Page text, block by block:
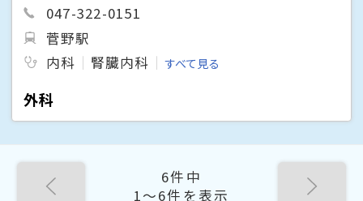
047-322-0151
菅野駅
内科
腎臓内科 すべて見る
外科
6件中
1〜6件を表示